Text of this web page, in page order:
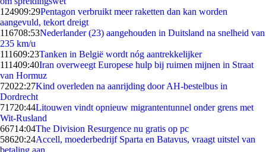
124909:29Pentagon verbruikt meer raketten dan kan worden
aangevuld, tekort dreigt
116708:53Nederlander (23) aangehouden in Duitsland na snelheid van
235 km/u
111609:23Tanken in België wordt nóg aantrekkelijker
111409:40Iran overweegt Europese hulp bij ruimen mijnen in Straat
van Hormuz
72022:27Kind overleden na aanrijding door AH-bestelbus in
Dordrecht
71720:44Litouwen vindt opnieuw migrantentunnel onder grens met
Wit-Rusland
66714:04The Division Resurgence nu gratis op pc
58620:24Accell, moederbedrijf Sparta en Batavus, vraagt uitstel van
betaling aan